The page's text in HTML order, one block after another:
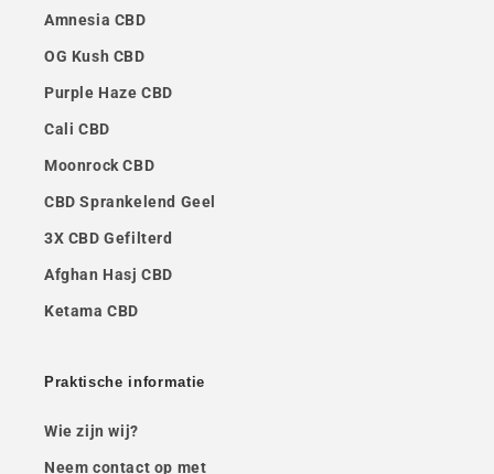
Amnesia CBD
OG Kush CBD
Purple Haze CBD
Cali CBD
Moonrock CBD
CBD Sprankelend Geel
3X CBD Gefilterd
Afghan Hasj CBD
Ketama CBD
Praktische informatie
Wie zijn wij?
Neem contact op met